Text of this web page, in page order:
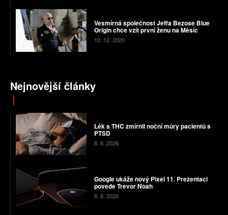
Vesmírná společnost Jeffa Bezose Blue
Origin chce vzít první ženu na Měsíc
10. 12. 2020
Nejnovější články
Lék s THC zmírnil noční můry pacientů s
PTSD
8. 8. 2026
Google ukáže nový Pixel 11. Prezentaci
povede Trevor Noah
8. 8. 2026